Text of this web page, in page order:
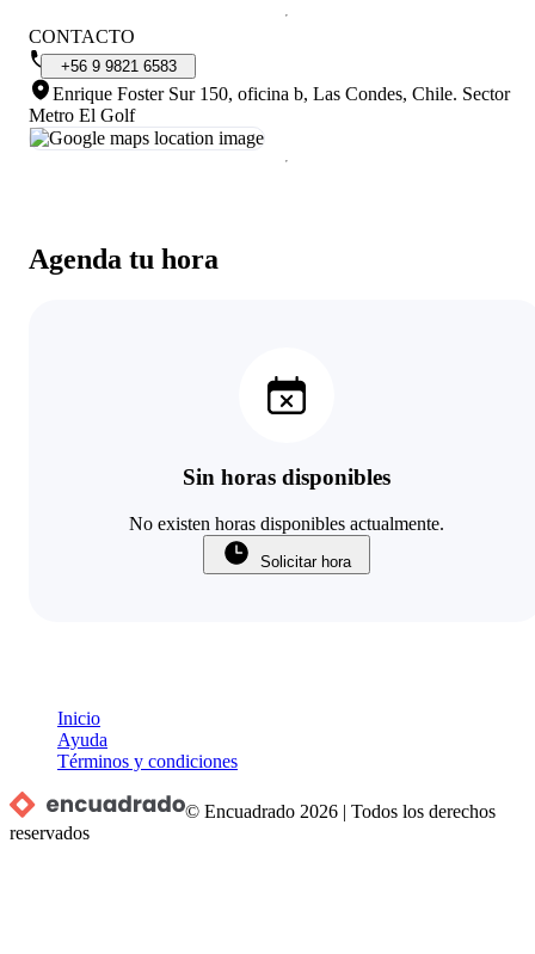
Agenda tu hora
Sin horas disponibles
No existen horas disponibles actualmente.
Solicitar hora
CONTACTO
+56 9 9821 6583
Enrique Foster Sur 150, oficina b, Las Condes, Chile. Sector
Metro El Golf
Inicio
Ayuda
Términos y condiciones
© Encuadrado 2026 |Todos los derechos
reservados